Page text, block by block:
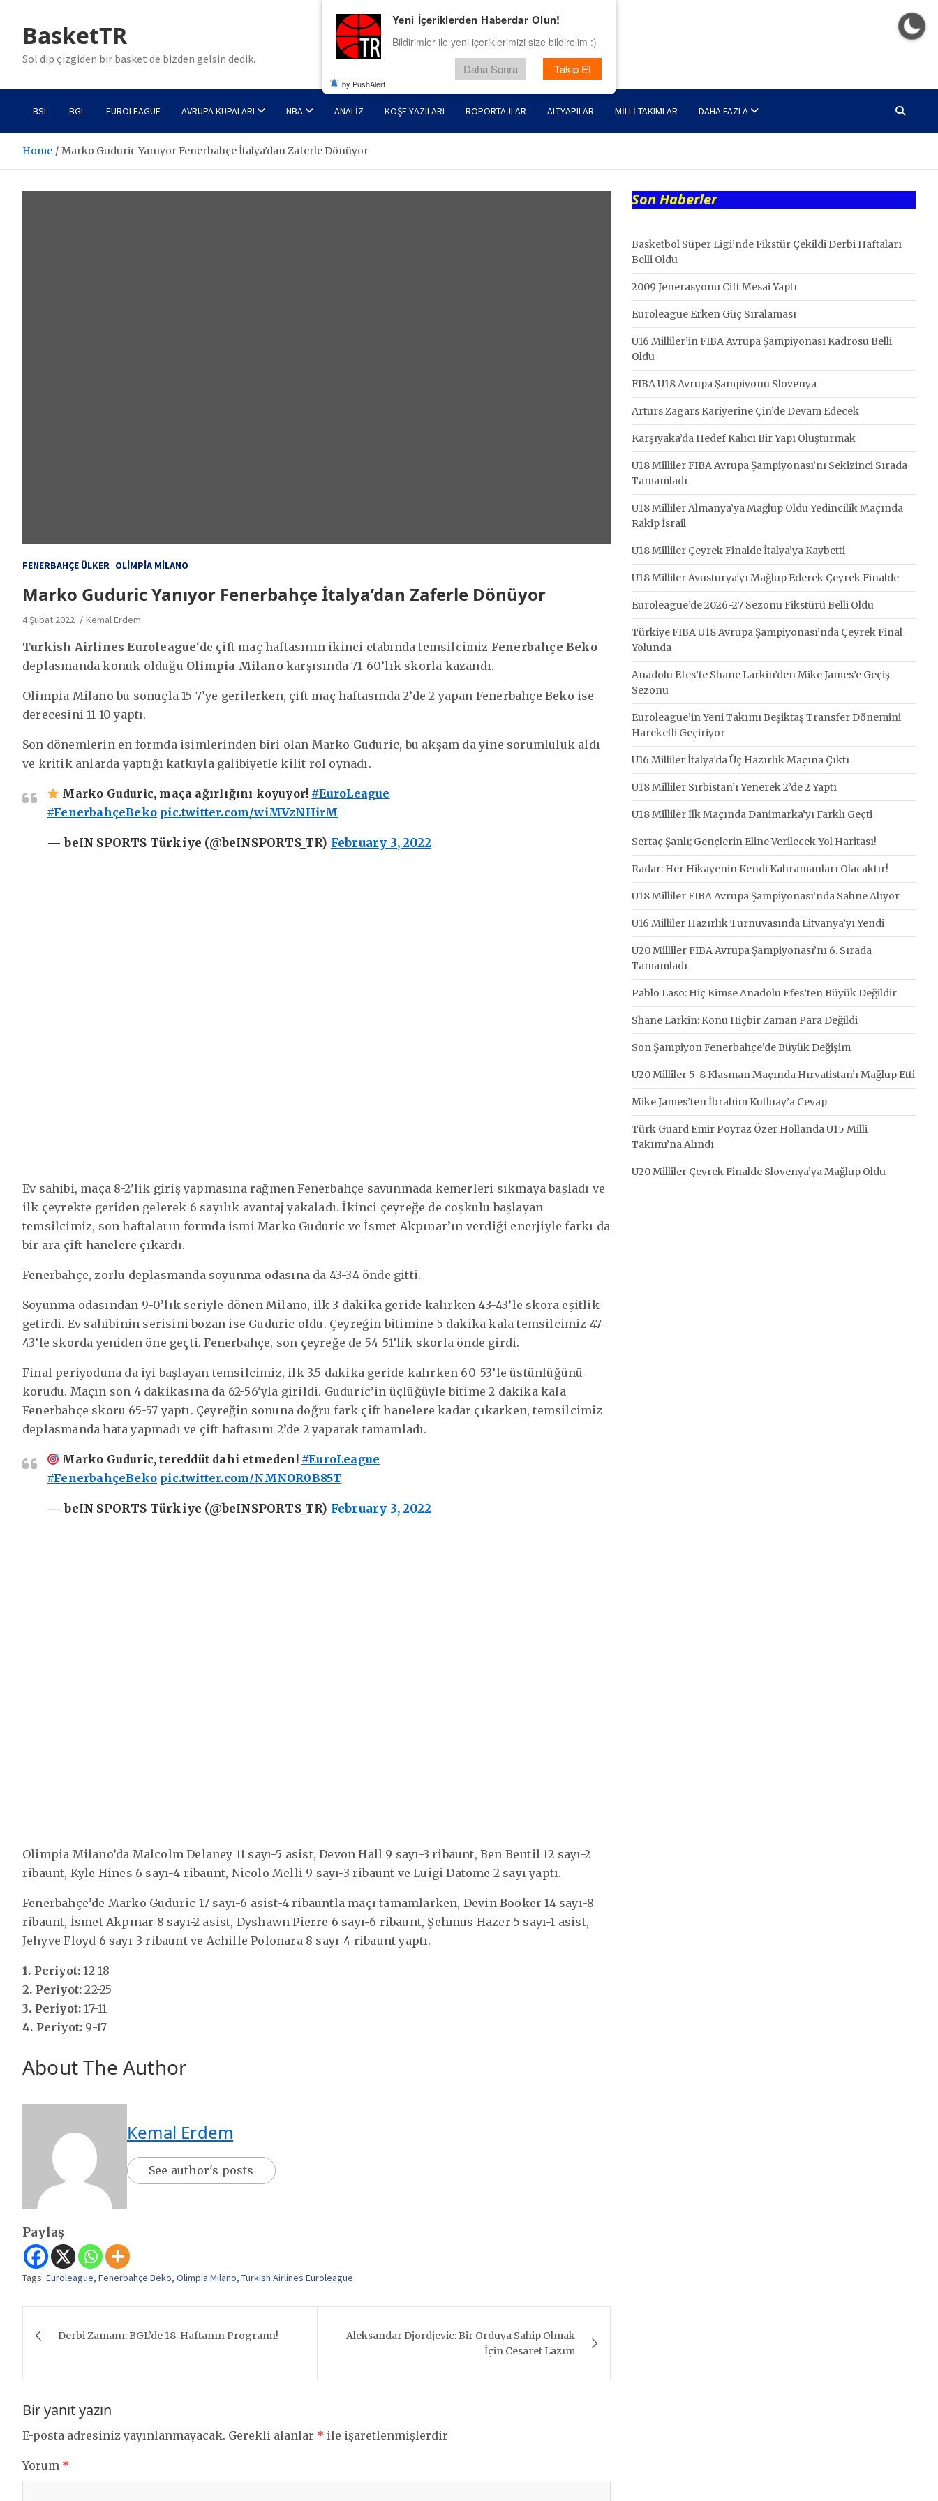
contentBasketTR
Sol dip çizgiden bir basket de bizden gelsin dedik.
BSL BGL EUROLEAGUE AVRUPA KUPALARI NBA ANALIZ KÖŞE YAZILARI RÖPORTAJLAR ALTYAPILAR MILLI TAKIMLAR DAHA FAZLA
Home Marko Guduric Yanıyor Fenerbahçe İtalya’dan Zaferle Dönüyor
FENERBAHÇE ÜLKER OLIMPIA MILANO
Marko Guduric Yanıyor Fenerbahçe İtalya’dan Zaferle Dönüyor
4 Şubat 2022 Kemal Erdem
Turkish Airlines Euroleague‘de çift maç haftasının ikinci etabında temsilcimiz Fenerbahçe Beko
deplasmanda konuk olduğu Olimpia Milanokarşısında 71-60’lık skorla kazandı.
Olimpia Milano bu sonuçla 15-7’ye gerilerken, çift maç haftasında 2’de 2 yapan Fenerbahçe Beko ise
derecesini 11-10 yaptı.
Son dönemlerin en formda isimlerinden biri olan Marko Guduric, bu akşam da yine sorumluluk aldı
ve kritik anlarda yaptığı katkıyla galibiyetle kilit rol oynadı.
Marko Guduric, maça ağırlığını koyuyor! #EuroLeague
#FenerbahçeBeko pic.twitter.com/wiMVzNHirM
— beIN SPORTS Türkiye (@beINSPORTS_TR) February 3, 2022
Ev sahibi, maça 8-2’lik giriş yapmasına rağmen Fenerbahçe savunmada kemerleri sıkmaya başladı ve
ilk çeyrekte geriden gelerek 6 sayılık avantaj yakaladı. İkinci çeyreğe de coşkulu başlayan
temsilcimiz, son haftaların formda ismi Marko Guduric ve İsmet Akpınar’ın verdiği enerjiyle farkı da
bir ara çift hanelere çıkardı.
Fenerbahçe, zorlu deplasmanda soyunma odasına da 43-34 önde gitti.
Soyunma odasından 9-0’lık seriyle dönen Milano, ilk 3 dakika geride kalırken 43-43’le skora eşitlik
getirdi. Ev sahibinin serisini bozan ise Guduric oldu. Çeyreğin bitimine 5 dakika kala temsilcimiz 47-
43’le skorda yeniden öne geçti. Fenerbahçe, son çeyreğe de 54-51’lik skorla önde girdi.
Final periyoduna da iyi başlayan temsilcimiz, ilk 3.5 dakika geride kalırken 60-53’le üstünlüğünü
korudu. Maçın son 4 dakikasına da 62-56’yla girildi. Guduric’in üçlüğüyle bitime 2 dakika kala
Fenerbahçe skoru 65-57 yaptı. Çeyreğin sonuna doğru fark çift hanelere kadar çıkarken, temsilcimiz
deplasmanda hata yapmadı ve çift haftasını 2’de 2 yaparak tamamladı.
Marko Guduric, tereddüt dahi etmeden! #EuroLeague
#FenerbahçeBeko pic.twitter.com/NMNOR0B85T
— beIN SPORTS Türkiye (@beINSPORTS_TR) February 3, 2022
Olimpia Milano’da Malcolm Delaney 11 sayı-5 asist, Devon Hall 9 sayı-3 ribaunt, Ben Bentil 12 sayı-2
ribaunt, Kyle Hines 6 sayı-4 ribaunt, Nicolo Melli 9 sayı-3 ribaunt ve Luigi Datome 2 sayı yaptı.
Fenerbahçe’de Marko Guduric 17 sayı-6 asist-4 ribauntla maçı tamamlarken, Devin Booker 14 sayı-8
ribaunt, İsmet Akpınar 8 sayı-2 asist, Dyshawn Pierre 6 sayı-6 ribaunt, Şehmus Hazer 5 sayı-1 asist,
Jehyve Floyd 6 sayı-3 ribaunt ve Achille Polonara 8 sayı-4 ribaunt yaptı.
1. Periyot: 12-18
2. Periyot: 22-25
3. Periyot: 17-11
4. Periyot: 9-17
About The Author
Kemal Erdem
See author's posts
Paylaş
Tags: Euroleague, Fenerbahçe Beko, Olimpia Milano, Turkish Airlines Euroleague
gezinmesi
Derbi Zamanı: BGL’de 18. Haftanın Programı!
Aleksandar Djordjevic: Bir Orduya Sahip Olmak
İçin Cesaret Lazım
Bir yanıt yazın
E-posta adresiniz yayınlanmayacak. Gerekli alanlar * ile işaretlenmişlerdir
Yorum *
Son Haberler
Basketbol Süper Ligi’nde Fikstür Çekildi Derbi Haftaları
Belli Oldu
2009 Jenerasyonu Çift Mesai Yaptı
Euroleague Erken Güç Sıralaması
U16 Milliler’in FIBA Avrupa Şampiyonası Kadrosu Belli
Oldu
FIBA U18 Avrupa Şampiyonu Slovenya
Arturs Zagars Kariyerine Çin’de Devam Edecek
Karşıyaka’da Hedef Kalıcı Bir Yapı Oluşturmak
U18 Milliler FIBA Avrupa Şampiyonası’nı Sekizinci Sırada
Tamamladı
U18 Milliler Almanya’ya Mağlup Oldu Yedincilik Maçında
Rakip İsrail
U18 Milliler Çeyrek Finalde İtalya’ya Kaybetti
U18 Milliler Avusturya’yı Mağlup Ederek Çeyrek Finalde
Euroleague’de 2026-27 Sezonu Fikstürü Belli Oldu
Türkiye FIBA U18 Avrupa Şampiyonası’nda Çeyrek Final
Yolunda
Anadolu Efes’te Shane Larkin’den Mike James’e Geçiş
Sezonu
Euroleague’in Yeni Takımı Beşiktaş Transfer Dönemini
Hareketli Geçiriyor
U16 Milliler İtalya’da Üç Hazırlık Maçına Çıktı
U18 Milliler Sırbistan’ı Yenerek 2’de 2 Yaptı
U18 Milliler İlk Maçında Danimarka’yı Farklı Geçti
Sertaç Şanlı; Gençlerin Eline Verilecek Yol Haritası!
Radar: Her Hikayenin Kendi Kahramanları Olacaktır!
U18 Milliler FIBA Avrupa Şampiyonası’nda Sahne Alıyor
U16 Milliler Hazırlık Turnuvasında Litvanya’yı Yendi
U20 Milliler FIBA Avrupa Şampiyonası’nı 6. Sırada
Tamamladı
Pablo Laso: Hiç Kimse Anadolu Efes’ten Büyük Değildir
Shane Larkin: Konu Hiçbir Zaman Para Değildi
Son Şampiyon Fenerbahçe’de Büyük Değişim
U20 Milliler 5-8 Klasman Maçında Hırvatistan’ı Mağlup Etti
Mike James’ten İbrahim Kutluay’a Cevap
Türk Guard Emir Poyraz Özer Hollanda U15 Milli
Takımı’na Alındı
U20 Milliler Çeyrek Finalde Slovenya’ya Mağlup Oldu
Yeni İçeriklerden Haberdar Olun!
Bildirimler ile yeni içeriklerimizi size bildirelim :)
Daha Sonra Takip Et
by PushAlert